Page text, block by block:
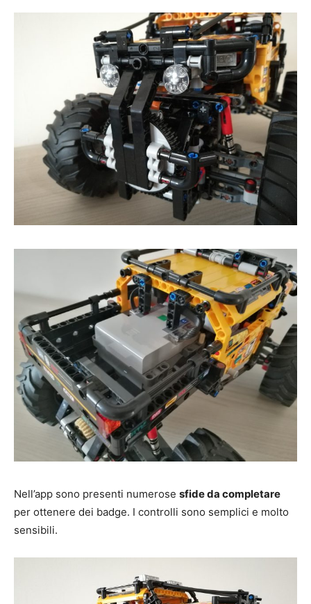
Nell’app sono presenti numerose sfide da completare
per ottenere dei badge. I controlli sono semplici e molto
sensibili.